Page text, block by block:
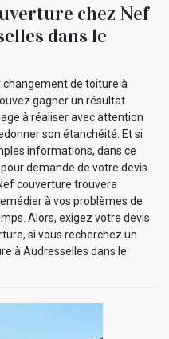
chez Nef
dans le
de toiture à
gagner un résultat
à réaliser avec attention
son étanchéité. Et si
informations, dans ce
demande de votre devis
couverture trouvera
à vos problèmes de
Alors, exigez votre devis
si vous recherchez un
à Audresselles dans le